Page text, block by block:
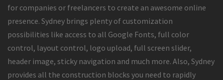
for companies or freelancers to create an awesome online
presence. Sydney brings plenty of customization
possibilities like access to all Google Fonts, full color
control, layout control, logo upload, full screen slider,
header image, sticky navigation and much more. Also, Sydney
provides all the construction blocks you need to rapidly